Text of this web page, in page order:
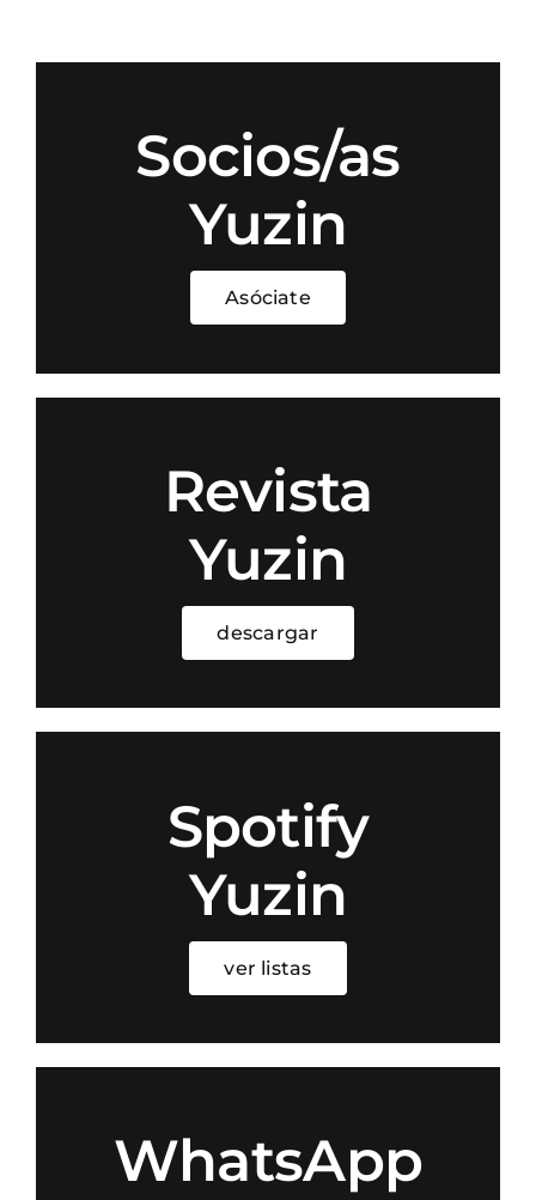
Socios/as
Yuzin
Asóciate
Revista
Yuzin
descargar
Spotify
Yuzin
ver listas
WhatsApp